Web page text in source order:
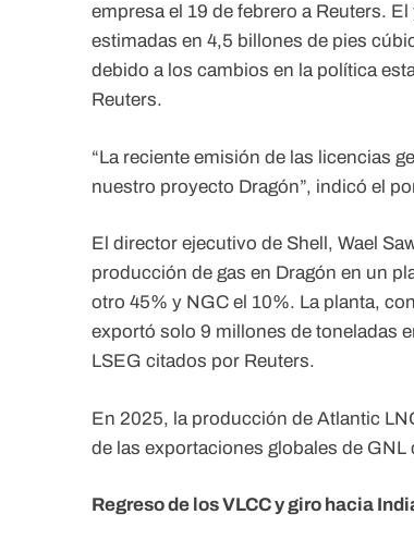
empresa el 19 de febrero a Reuters.
estimadas en 4,5 billones de pies
debido a los cambios en la política
Reuters.
“La reciente emisión de las licencias
nuestro proyecto Dragón”, indicó el
El director ejecutivo de Shell, Wael
producción de gas en Dragón en un
otro 45% y NGC el 10%. La planta,
exportó solo 9 millones de toneladas
LSEG citados por Reuters.
En 2025, la producción de Atlantic
de las exportaciones globales de GNL
Regreso de los VLCC y giro hacia